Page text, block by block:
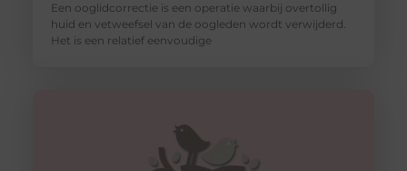
Een ooglidcorrectie is een operatie waarbij overtollig
huid en vetweefsel van de oogleden wordt verwijderd.
Het is een relatief eenvoudige